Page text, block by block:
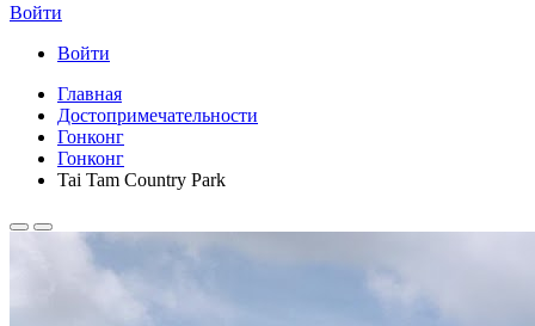
Войти
Войти
Главная
Достопримечательности
Гонконг
Гонконг
Tai Tam Country Park